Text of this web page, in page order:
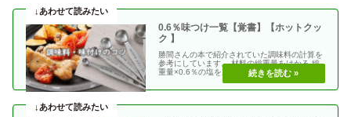
0.6％味つけ一覧【覚書】【ホットクッ
ク 】
勝間さんの本で紹介されていた調味料の計算を
参考にしています。 材料の総重量をはかる 総
重量×0.6％の塩を加える 使う調味料＝（総重